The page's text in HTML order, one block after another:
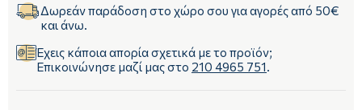
Δωρεάν παράδοση στο χώρο σου για αγορές από 50€
και άνω.
Έχεις κάποια απορία σχετικά με το προϊόν;
Επικοινώνησε μαζί μας στο 210 4965 751.